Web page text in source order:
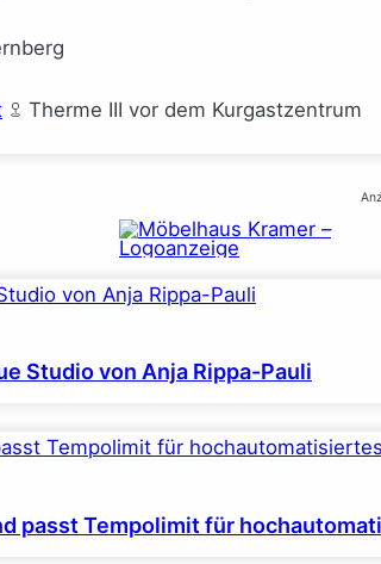
Therme III vor dem Kurgastzentrum
Studio von Anja Rippa-Pauli
passt Tempolimit für